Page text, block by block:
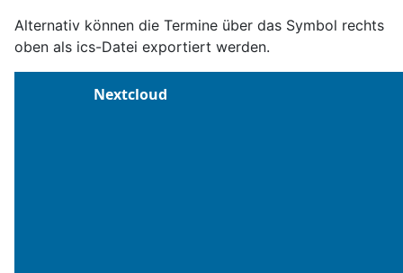
Alternativ können die Termine über das Symbol rechts
oben als ics-Datei exportiert werden.